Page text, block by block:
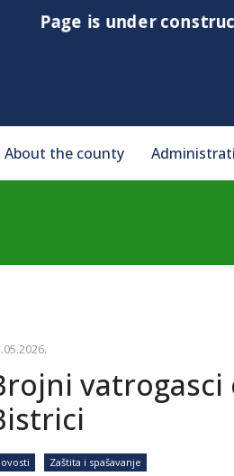
Page is under
About the county
Zaštita i spašavanje